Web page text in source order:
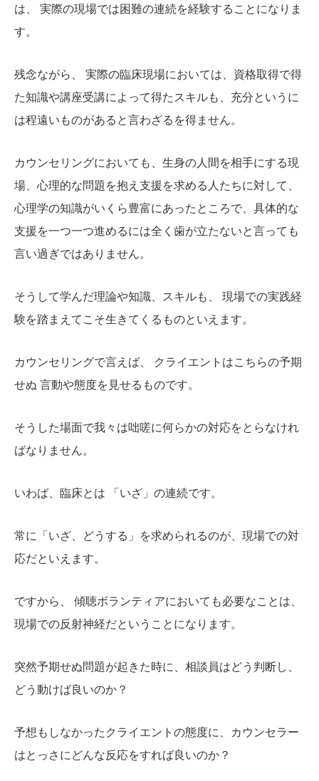
は、 実際の現場では困難の連続を経験することになりま
す。
残念ながら、 実際の臨床現場においては、資格取得で得
た知識や講座受講によって得たスキルも、充分というに
は程遠いものがあると言わざるを得ません。
カウンセリングにおいても、生身の人間を相手にする現
場、心理的な問題を抱え支援を求める人たちに対して、
心理学の知識がいくら豊富にあったところで、具体的な
支援を一つ一つ進めるには全く歯が立たないと言っても
言い過ぎではありません。
そうして学んだ理論や知識、スキルも、 現場での実践経
験を踏まえてこそ生きてくるものといえます。
カウンセリングで言えば、 クライエントはこちらの予期
せぬ 言動や態度を見せるものです。
そうした場面で我々は咄嗟に何らかの対応をとらなけれ
ばなりません。
いわば、臨床とは 「いざ」の連続です。
常に「いざ、どうする」を求められるのが、現場での対
応だといえます。
ですから、 傾聴ボランティアにおいても必要なことは、
現場での反射神経だということになります。
突然予期せぬ問題が起きた時に、相談員はどう判断し、
どう動けば良いのか？
予想もしなかったクライエントの態度に、カウンセラー
はとっさにどんな反応をすれば良いのか？